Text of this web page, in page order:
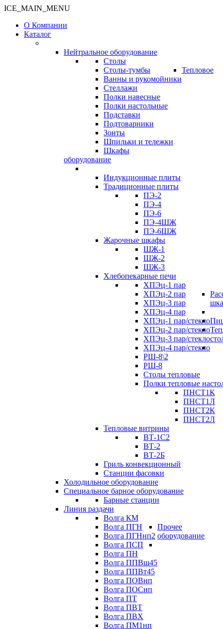
ICE_MAIN_MENU
О Компании
Каталог
Нейтральное оборудование
Столы
Столы-тумбы
Ванны и рукомойники
Стеллажи
Полки навесные
Полки настольные
Подставки
Подтоварники
Зонты
Шпильки и тележки
Шкафы
Тепловое
оборудование
Индукционные плиты
Традиционные плиты
ПЭ-2
ПЭ-4
ПЭ-6
ПЭ-4ШЖ
ПЭ-6ШЖ
Жарочные шкафы
ШЖ-1
ШЖ-2
ШЖ-3
Хлебопекарные печи
ХПЭц-1 пар
ХПЭц-2 пар
ХПЭц-3 пар
ХПЭц-4 пар
ХПЭц-1 пар/стекло
ХПЭц-2 пар/стекло
ХПЭц-3 пар/стекло
ХПЭц-4 пар/стекло
РШ-8\2
РШ-8
Столы тепловые
Полки тепловые
ПНСТ1К
ПНСТ1Л
ПНСТ2К
ПНСТ2Л
Тепловые витрины
ВТ-1С2
ВТ-2
ВТ-2Б
Гриль конвекционный
Станции фасовки
Холодильное оборудование
Специальное барное оборудование
Барные станции
Линия раздачи
Волга КМ
Волга ПГН
Волга ПГНнп2
Волга ПСП
Волга ПН
Волга ППВш45
Волга ППВт45
Волга ПОВнп
Волга ПОСнп
Волга ПТ
Волга ПВТ
Волга ПВХ
Волга ПМ1нп
Прочее
оборудование